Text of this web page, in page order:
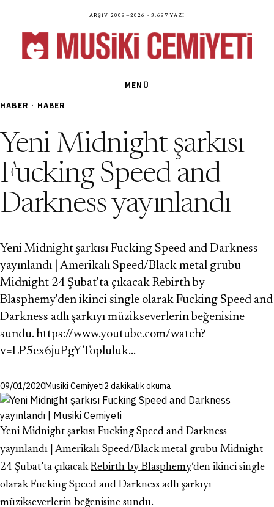
Arşiv 2008—2026 · 3.687 yazı
MENÜ
HABER · HABER
Yeni Midnight şarkısı
Fucking Speed and
Darkness yayınlandı
Yeni Midnight şarkısı Fucking Speed and Darkness
yayınlandı | Amerikalı Speed/Black metal grubu
Midnight 24 Şubat'ta çıkacak Rebirth by
Blasphemy'den ikinci single olarak Fucking Speed and
Darkness adlı şarkıyı müzikseverlerin beğenisine
sundu. https://www.youtube.com/watch?
v=LP5ex6juPgY Topluluk…
09/01/2020Musiki Cemiyeti2 dakikalık okuma
Yeni Midnight şarkısı Fucking Speed and Darkness
yayınlandı | Amerikalı Speed/Black metal grubu Midnight
24 Şubat’ta çıkacakRebirth by Blasphemy‘den ikinci single
olarak Fucking Speed and Darkness adlı şarkıyı
müzikseverlerin beğenisine sundu.